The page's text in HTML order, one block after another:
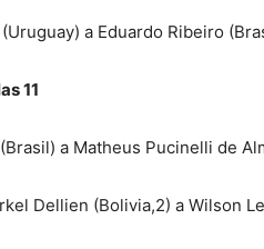
a Eduardo Ribeiro
11
a Matheus Pucinelli de
Dellien (Bolivia,2) a Wilson